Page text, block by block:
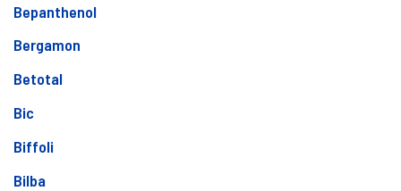
Bepanthenol
Bergamon
Betotal
Bic
Biffoli
Bilba